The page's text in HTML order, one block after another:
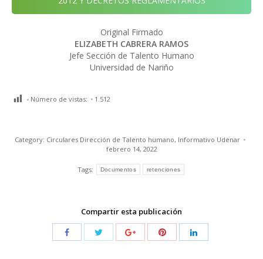
Original Firmado
ELIZABETH CABRERA RAMOS
Jefe Sección de Talento Humano
Universidad de Nariño
Número de vistas: 1.512
Category: Circulares Dirección de Talento humano, Informativo Udenar
febrero 14, 2022
Tags: Documentos retenciones
Compartir esta publicación